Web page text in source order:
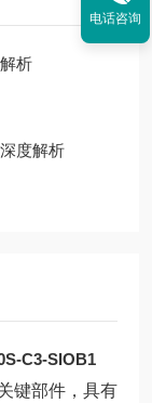
析
度解析
C3-SIOB1
键部件，具有
电话咨询